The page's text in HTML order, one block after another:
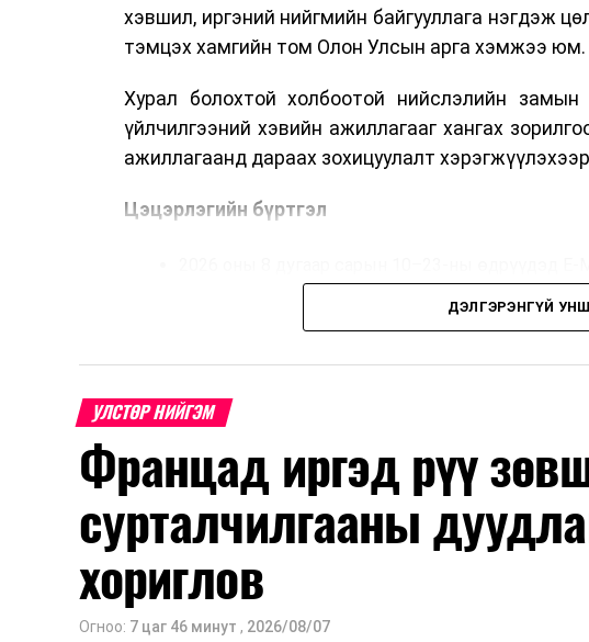
хэвшил, иргэний нийгмийн байгууллага нэгдэж
тэмцэх хамгийн том Олон Улсын арга хэмжээ юм.
Хурал болохтой холбоотой нийслэлийн замын
үйлчилгээний хэвийн ажиллагааг хангах
ажиллагаанд дараах зохицуулалт
Цэцэрлэгийн бүртгэл
2026 оны 8 дугаар сарын 17–28-ны өдрүүдэд E-
Энэ хугацаанд хүүхэд бүртгэх дэмжлэгийн баг
2026 оны 9 дүгээр сарын 1-нээс цахимаар эхэлнэ.
2026 оны 9 дүгээр сарын 14-нөөс танхимаар
Оюутны дотуур байр
ДЭЛГЭРЭНГҮЙ
УЛСТӨР НИЙГЭМ
Францад иргэд рүү
сурталчилгааны
хориглов
Огноо: 7 цаг 46 минут , 2026/08/07